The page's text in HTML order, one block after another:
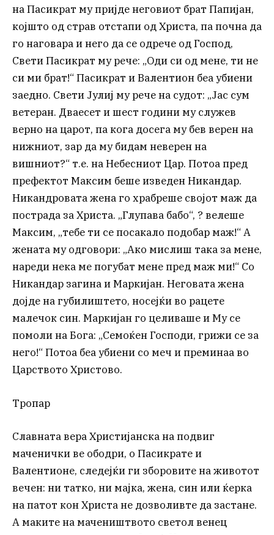
на Пасикрат му пријде неговиот брат Папијан,
којшто од страв отстапи од Христа, па почна да
го наговара и него да се одрече од Господ,
Свети Пасикрат му рече: „Оди си од мене, ти не
си ми брат!“ Пасикрат и Валентион беа убиени
заедно. Свети Јулиј му рече на судот: „Јас сум
ветеран. Дваесет и шест години му служев
верно на царот, па кога досега му бев верен на
нижниот, зар да му бидам неверен на
вишниот?“ т.е. на Небесниот Цар. Потоа пред
префектот Максим беше изведен Никандар.
Никандровата жена го храбреше својот маж да
пострада за Христа. „Глупава бабо“, ? велеше
Максим, „тебе ти се посакало подобар маж!“ А
жената му одговори: „Ако мислиш така за мене,
нареди нека ме погубат мене пред маж ми!“ Со
Никандар загина и Маркијан. Неговата жена
дојде на губилиштето, носејќи во рацете
малечок син. Маркијан го целиваше и Му се
помоли на Бога: „Семоќен Господи, грижи се за
него!“ Потоа беа убиени со меч и преминаа во
Царството Христово.
Тропар
Славната вера Христијанска на подвиг
маченички ве ободри, о Пасикрате и
Валентионе, следејќи ги зборовите на животот
вечен: ни татко, ни мајка, жена, син или ќерка
на патот кон Христа не дозволивте да застане.
А маките на мачеништвото светол венец